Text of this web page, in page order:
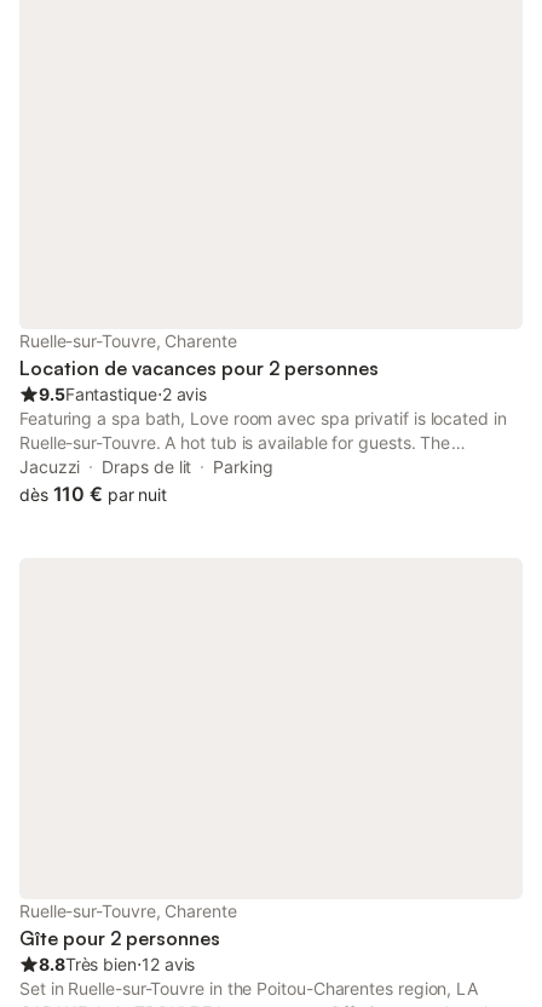
Ruelle-sur-Touvre, Charente
Location de vacances pour 2 personnes
9.5Fantastique⋅2 avis
Featuring a spa bath, Love room avec spa privatif is located in
Ruelle-sur-Touvre. A hot tub is available for guests. The
property is non-smoking and is set 11 km from Hirondelle Golf
Course.
Jacuzzi Draps de lit
Parking
dès 110 € par nuit
Ruelle-sur-Touvre, Charente
Gîte pour 2 personnes
8.8Très bien⋅12 avis
Set in Ruelle-sur-Touvre in the Poitou-Charentes region, LA